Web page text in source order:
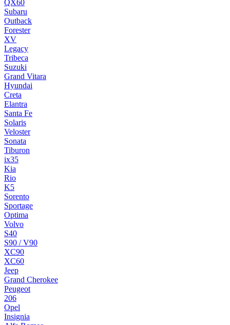
QX60
Subaru
Outback
Forester
XV
Legacy
Tribeca
Suzuki
Grand Vitara
Hyundai
Creta
Elantra
Santa Fe
Solaris
Veloster
Sonata
Tiburon
ix35
Kia
Rio
K5
Sorento
Sportage
Optima
Volvo
S40
S90 / V90
XC90
XC60
Jeep
Grand Cherokee
Peugeot
206
Opel
Insignia